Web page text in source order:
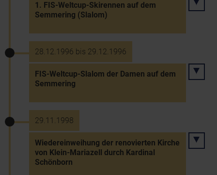
1. FIS-Weltcup-Skirennen auf dem
Semmering (Slalom)
28.12.1996 bis 29.12.1996
FIS-Weltcup-Slalom der Damen auf dem
Semmering
29.11.1998
Wiedereinweihung der renovierten Kirche
von Klein-Mariazell durch Kardinal
Schönborn